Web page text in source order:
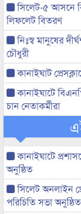
সিলেট-৫ আসনে
লিফলেট বিতরণ
নিঃস্ব মানুষের
চৌধুরী
কানাইঘাট
কানাইঘাটে
চান নেতাকর্মীরা
কানাইঘাটে
অনুষ্ঠিত
সিলেট অনলাইন
পরিচিতি সভা অনুষ্ঠিত